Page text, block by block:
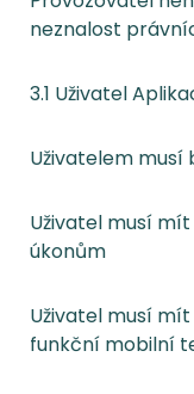
neznalost
3.1 Uživatel
Uživatelem musí
Uživatel musí
úkonům
Uživatel musí
funkční mobilní